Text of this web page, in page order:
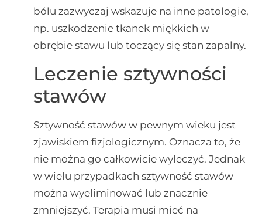
bólu zazwyczaj wskazuje na inne patologie,
np. uszkodzenie tkanek miękkich w
obrębie stawu lub toczący się stan zapalny.
Leczenie sztywności
stawów
Sztywność stawów w pewnym wieku jest
zjawiskiem fizjologicznym. Oznacza to, że
nie można go całkowicie wyleczyć. Jednak
w wielu przypadkach sztywność stawów
można wyeliminować lub znacznie
zmniejszyć. Terapia musi mieć na